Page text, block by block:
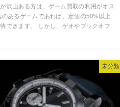
沢山ある方は、ゲーム買取の利用がオス
のあるゲームであれば、定価の50%以上
できます。 しかし、ゲオやブックオフ
未分類